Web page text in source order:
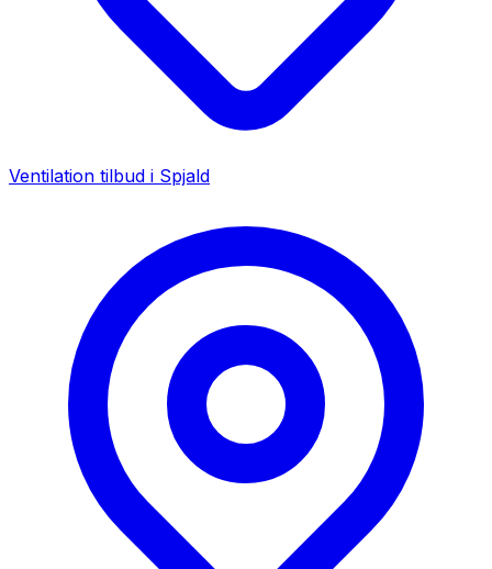
Ventilation tilbud i Spjald